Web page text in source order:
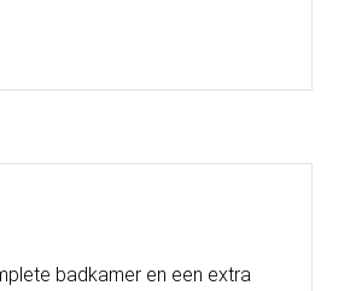
badkamer en een extra